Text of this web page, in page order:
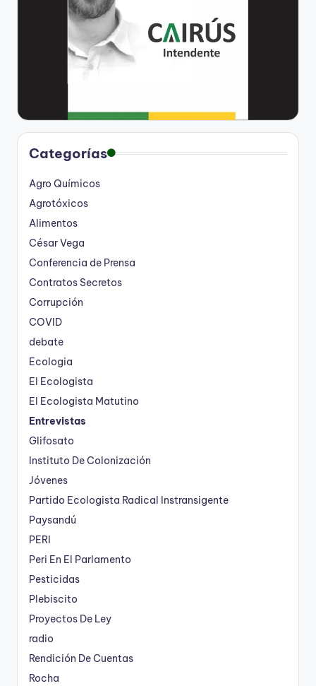
Categorías
Agro Químicos
Agrotóxicos
Alimentos
César Vega
Conferencia de Prensa
Contratos Secretos
Corrupción
COVID
debate
Ecologia
El Ecologista
El Ecologista Matutino
Entrevistas
Glifosato
Instituto De Colonización
Jóvenes
Partido Ecologista Radical Instransigente
Paysandú
PERI
Peri En El Parlamento
Pesticidas
Plebiscito
Proyectos De Ley
radio
Rendición De Cuentas
Rocha